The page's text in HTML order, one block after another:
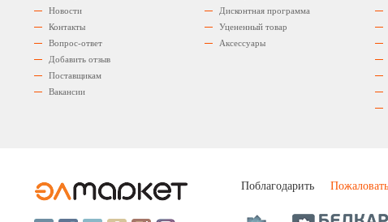
Новости
Контакты
Вопрос-ответ
Добавить отзыв
Поставщикам
Вакансии
Дисконтная программа
Уцененный товар
Аксессуары
Поблагодарить